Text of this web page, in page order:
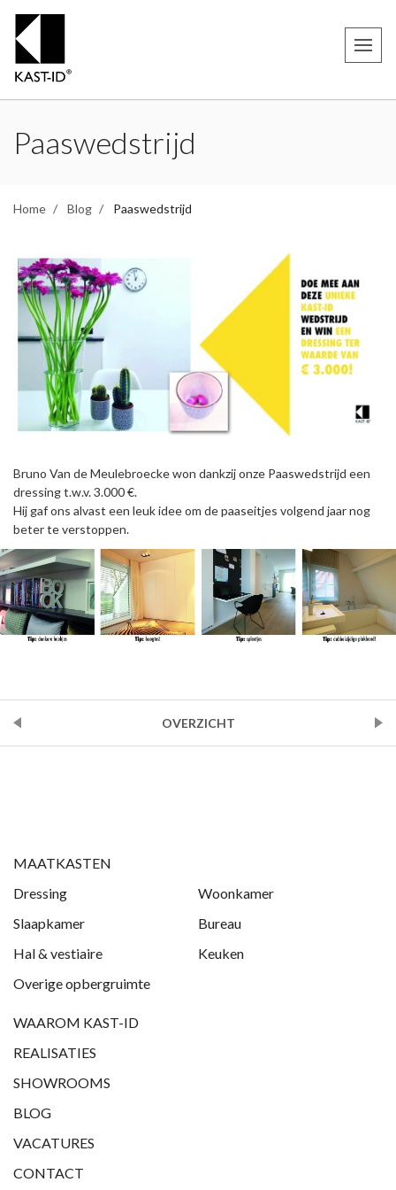
Paaswedstrijd
Home Blog Paaswedstrijd
Bruno Van de Meulebroecke won dankzij onze Paaswedstrijd een
dressing t.w.v. 3.000 €.
Hij gaf ons alvast een leuk idee om de paaseitjes volgend jaar nog
beter te verstoppen.
OVERZICHT
MAATKASTEN
Dressing
Woonkamer
Slaapkamer
Bureau
Hal & vestiaire
Keuken
Overige opbergruimte
WAAROM KAST-ID
REALISATIES
SHOWROOMS
BLOG
VACATURES
CONTACT